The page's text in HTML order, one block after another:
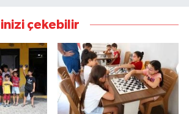
çekebilir